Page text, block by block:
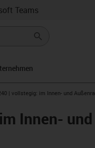
Teams
| vollstegig: im Innen- und
Innen-